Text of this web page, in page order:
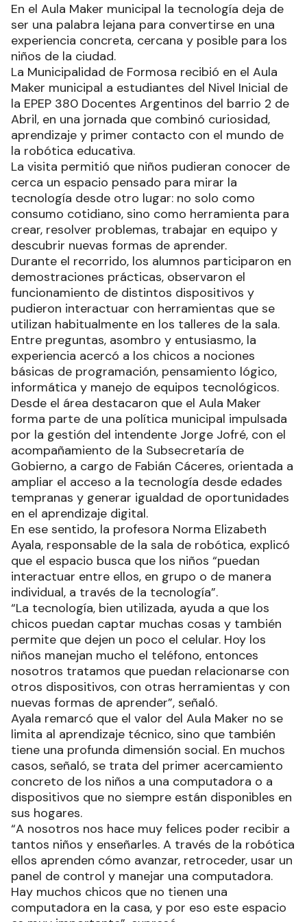
En el Aula Maker municipal la tecnología deja de
ser una palabra lejana para convertirse en una
experiencia concreta, cercana y posible para los
niños de la ciudad.
La Municipalidad de Formosa recibió en el Aula
Maker municipal a estudiantes del Nivel Inicial de
la EPEP 380 Docentes Argentinos del barrio 2 de
Abril, en una jornada que combinó curiosidad,
aprendizaje y primer contacto con el mundo de
la robótica educativa.
La visita permitió que niños pudieran conocer de
cerca un espacio pensado para mirar la
tecnología desde otro lugar: no solo como
consumo cotidiano, sino como herramienta para
crear, resolver problemas, trabajar en equipo y
descubrir nuevas formas de aprender.
Durante el recorrido, los alumnos participaron en
demostraciones prácticas, observaron el
funcionamiento de distintos dispositivos y
pudieron interactuar con herramientas que se
utilizan habitualmente en los talleres de la sala.
Entre preguntas, asombro y entusiasmo, la
experiencia acercó a los chicos a nociones
básicas de programación, pensamiento lógico,
informática y manejo de equipos tecnológicos.
Desde el área destacaron que el Aula Maker
forma parte de una política municipal impulsada
por la gestión del intendente Jorge Jofré, con el
acompañamiento de la Subsecretaría de
Gobierno, a cargo de Fabián Cáceres, orientada a
ampliar el acceso a la tecnología desde edades
tempranas y generar igualdad de oportunidades
en el aprendizaje digital.
En ese sentido, la profesora Norma Elizabeth
Ayala, responsable de la sala de robótica, explicó
que el espacio busca que los niños “puedan
interactuar entre ellos, en grupo o de manera
individual, a través de la tecnología”.
“La tecnología, bien utilizada, ayuda a que los
chicos puedan captar muchas cosas y también
permite que dejen un poco el celular. Hoy los
niños manejan mucho el teléfono, entonces
nosotros tratamos que puedan relacionarse con
otros dispositivos, con otras herramientas y con
nuevas formas de aprender”, señaló.
Ayala remarcó que el valor del Aula Maker no se
limita al aprendizaje técnico, sino que también
tiene una profunda dimensión social. En muchos
casos, señaló, se trata del primer acercamiento
concreto de los niños a una computadora o a
dispositivos que no siempre están disponibles en
sus hogares.
“A nosotros nos hace muy felices poder recibir a
tantos niños y enseñarles. A través de la robótica
ellos aprenden cómo avanzar, retroceder, usar un
panel de control y manejar una computadora.
Hay muchos chicos que no tienen una
computadora en la casa, y por eso este espacio